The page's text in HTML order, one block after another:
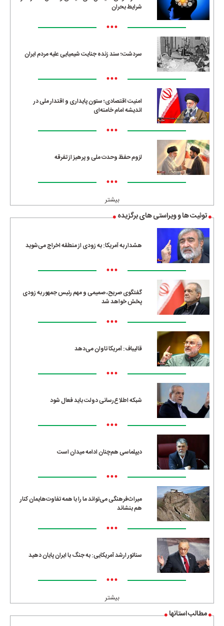
شرایط بحران
•••
سردشت؛ سند زنده جنایت شیمیایی علیه مردم ایران
•••
امنیت اقتصادی؛ ستون پایداری و اقتدار ملی در
اندیشه امام خامنه‌ای
•••
لزوم حفظ وحدت ملی و پرهیز از تفرقه
•••
بیشتر
توئیت ها و ویراستی های برگزیده
هشدار به آمریکا: به زودی از منطقه اخراج می‌شوید
•••
گفتگوی صریح، صمیمی و مهم رئیس جمهور به زودی
پخش خواهد شد
•••
قالیباف: آمریکا تاوان می‌دهد
•••
شبکه اطلاع‌رسانی دولت باید فعال شود
•••
دیپلماسی هم‌چنان ادامه میدان است
•••
میراث‌فرهنگی می‌تواند ما را با همه تفاوت‌هایمان کنار
هم بنشاند
•••
سناتور ارشد آمریکایی: به جنگ با ایران پایان دهید
•••
بیشتر
مطالب استانها